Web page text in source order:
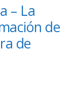
– La
de
de